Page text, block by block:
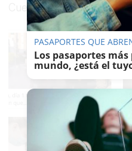
Cuerpo
PASAPORTES QUE
Los pasaportes más
mundo, ¿está el